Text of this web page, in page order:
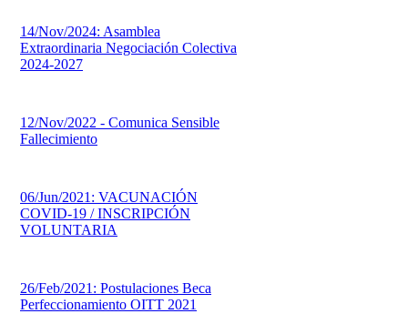
14/Nov/2024: Asamblea
Extraordinaria Negociación Colectiva
2024-2027
12/Nov/2022 - Comunica Sensible
Fallecimiento
06/Jun/2021: VACUNACIÓN
COVID-19 / INSCRIPCIÓN
VOLUNTARIA
26/Feb/2021: Postulaciones Beca
Perfeccionamiento OITT 2021